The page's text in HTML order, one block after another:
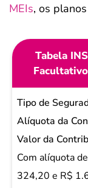
MEIs, os
Tabela
Tipo de
Segurado
Alíquota da
Contribuição
INSS
Com alíquota
324,20 e R$